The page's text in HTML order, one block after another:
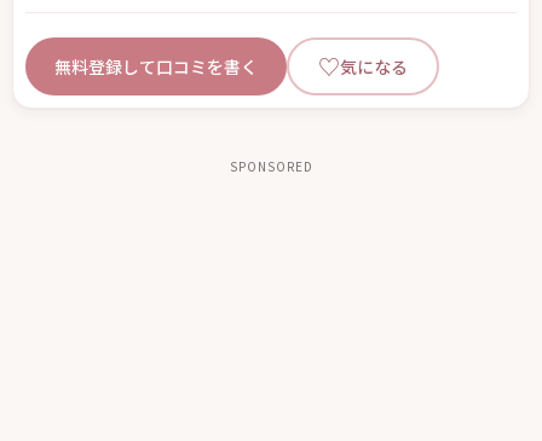
無料登録して口コミを書く ♡気になる
SPONSORED